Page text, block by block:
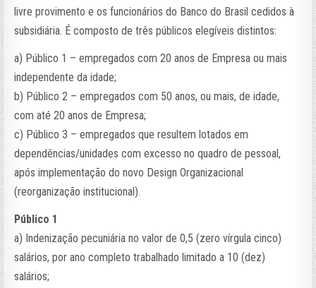
livre provimento e os funcionários do Banco do Brasil cedidos à
subsidiária. É composto de três públicos elegíveis distintos:
a) Público 1 – empregados com 20 anos de Empresa ou mais
independente da idade;
b) Público 2 – empregados com 50 anos, ou mais, de idade,
com até 20 anos de Empresa;
c) Público 3 – empregados que resultem lotados em
dependências/unidades com excesso no quadro de pessoal,
após implementação do novo Design Organizacional
(reorganização institucional).
Público 1
a) Indenização pecuniária no valor de 0,5 (zero vírgula cinco)
salários, por ano completo trabalhado limitado a 10 (dez)
salários;